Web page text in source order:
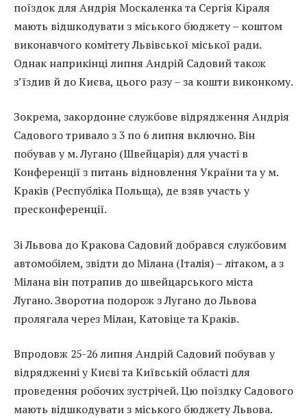
поїздок для Андрія Москаленка та Сергія Кіраля
мають відшкодувати з міського бюджету – коштом
виконавчого комітету Львівської міської ради.
Однак наприкінці липня Андрій Садовий також
з’їздив й до Києва, цього разу – за кошти виконкому.
Зокрема, закордонне службове відрядження Андрія
Садового тривало з 3 по 6 липня включно. Він
побував у м. Лугано (Швейцарія) для участі в
Конференції з питань відновлення України та у м.
Краків (Республіка Польща), де взяв участь у
пресконференції.
Зі Львова до Кракова Садовий добрався службовим
автомобілем, звідти до Мілана (Італія) – літаком, а з
Мілана він потрапив до швейцарського міста
Лугано. Зворотна подорож з Лугано до Львова
пролягала через Мілан, Катовіце та Краків.
Впродовж 25-26 липня Андрій Садовий побував у
відрядженні у Києві та Київській області для
проведення робочих зустрічей. Цю поїздку Садового
мають відшкодувати з міського бюджету Львова.